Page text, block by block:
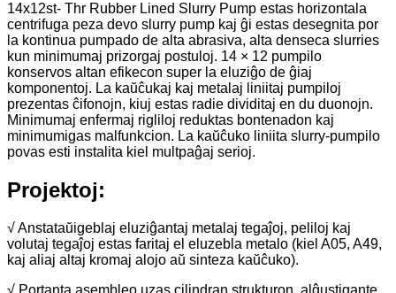
14x12st- Thr Rubber Lined Slurry Pump estas horizontala
centrifuga peza devo slurry pump kaj ĝi estas desegnita por
la kontinua pumpado de alta abrasiva, alta denseca slurries
kun minimumaj prizorgaj postuloj. 14 × 12 pumpilo
konservos altan efikecon super la eluziĝo de ĝiaj
komponentoj. La kaŭĉukaj kaj metalaj liniitaj pumpiloj
prezentas ĉifonojn, kiuj estas radie dividitaj en du duonojn.
Minimumaj enfermaj rigliloj reduktas bontenadon kaj
minimumigas malfunkcion. La kaŭĉuko liniita slurry-pumpilo
povas esti instalita kiel multpaĝaj serioj.
Projektoj:
√ Anstataŭigeblaj eluziĝantaj metalaj tegaĵoj, peliloj kaj
volutaj tegaĵoj estas faritaj el eluzebla metalo (kiel A05, A49,
kaj aliaj altaj kromaj alojo aŭ sinteza kaŭĉuko).
√ Portanta asembleo uzas cilindran strukturon, alĝustigante